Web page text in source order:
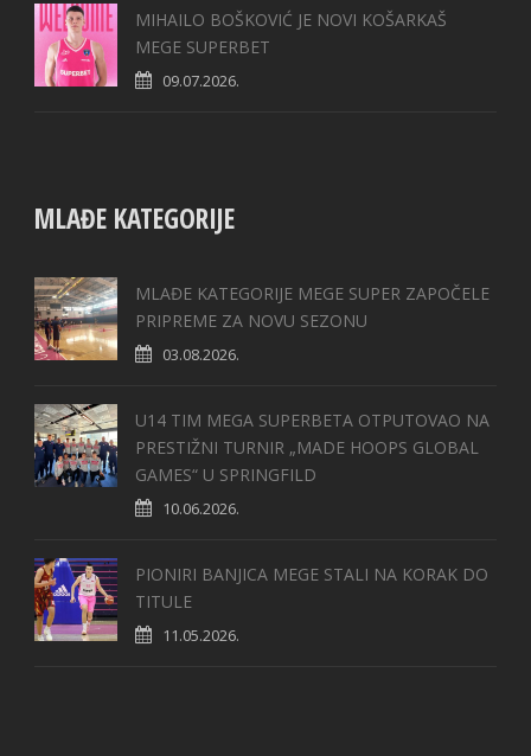
MIHAILO BOŠKOVIĆ JE NOVI KOŠARKAŠ
MEGE SUPERBET
09.07.2026.
MLAĐE KATEGORIJE
MLAĐE KATEGORIJE MEGE SUPER ZAPOČELE
PRIPREME ZA NOVU SEZONU
03.08.2026.
U14 TIM MEGA SUPERBETA OTPUTOVAO NA
PRESTIŽNI TURNIR „MADE HOOPS GLOBAL
GAMES“ U SPRINGFILD
10.06.2026.
PIONIRI BANJICA MEGE STALI NA KORAK DO
TITULE
11.05.2026.